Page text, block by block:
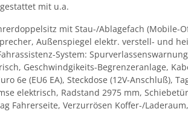
mit u.a.
mit Stau-/Ablagefach (Mobile-
Außenspiegel elektr. verstell- und
System:
Geschwindgikeits-Begrenzeranlage,
6e (EU6 EA), Steckdose (12V-Anschluß),
elektrisch, Radstand 2975 mm,
Fahrerseite, Verzurrösen Koffer-/